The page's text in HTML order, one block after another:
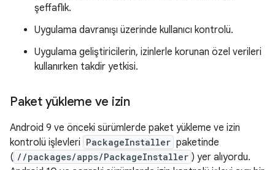
şeffaflık.
Uygulama davranışı üzerinde kullanıcı kontrolü.
Uygulama geliştiricilerin, izinlerle korunan özel verileri
kullanırken takdir yetkisi.
Paket yükleme ve izin
Android 9 ve önceki sürümlerde paket yükleme ve izin
kontrolü işlevleri PackageInstaller paketinde
( //packages/apps/PackageInstaller ) yer alıyordu.